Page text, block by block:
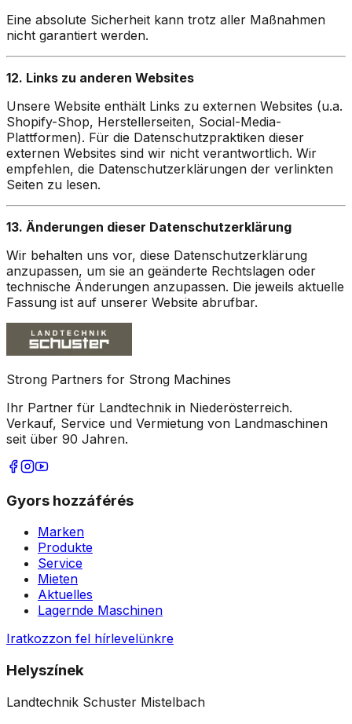
Eine absolute Sicherheit kann trotz aller Maßnahmen
nicht garantiert werden.
12. Links zu anderen Websites
Unsere Website enthält Links zu externen Websites (u.a.
Shopify-Shop, Herstellerseiten, Social-Media-
Plattformen). Für die Datenschutzpraktiken dieser
externen Websites sind wir nicht verantwortlich. Wir
empfehlen, die Datenschutzerklärungen der verlinkten
Seiten zu lesen.
13. Änderungen dieser Datenschutzerklärung
Wir behalten uns vor, diese Datenschutzerklärung
anzupassen, um sie an geänderte Rechtslagen oder
technische Änderungen anzupassen. Die jeweils aktuelle
Fassung ist auf unserer Website abrufbar.
Strong Partners for Strong Machines
Ihr Partner für Landtechnik in Niederösterreich.
Verkauf, Service und Vermietung von Landmaschinen
seit über 90 Jahren.
Gyors hozzáférés
Marken
Produkte
Service
Mieten
Aktuelles
Lagernde Maschinen
Iratkozzon fel hírlevelünkre
Helyszínek
Landtechnik Schuster Mistelbach